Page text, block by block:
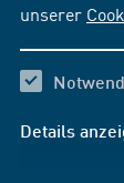
unserer
Details